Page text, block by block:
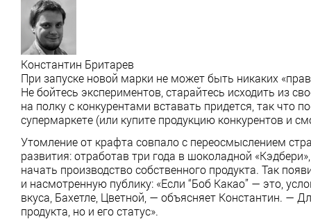
Константин Бритарев
При запуске новой марки не может быть никаких
Не бойтесь экспериментов, старайтесь исходить из
на полку с конкурентами вставать придется, так что
супермаркете (или купите продукцию конкурентов и
Утомление от крафта совпало с переосмыслением
развития: отработав три года в шоколадной
начать производство собственного продукта. Так
и насмотренную публику: «Если “Боб Какао” — это,
вкуса, Бахетле, Цветной, — объясняет Константин. —
продукта, но и его статус».